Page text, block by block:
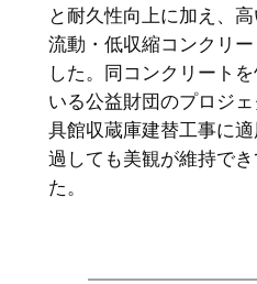
と耐久性向上に加え、
流動・低収縮コンクリ
した。同コンクリート
いる公益財団のプロジ
具館収蔵庫建替工事に
過しても美観が維持で
た。